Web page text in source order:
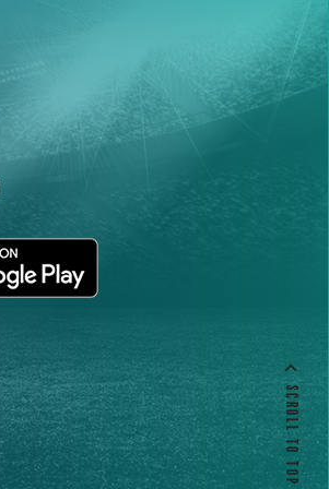
SCROLL TO TOP